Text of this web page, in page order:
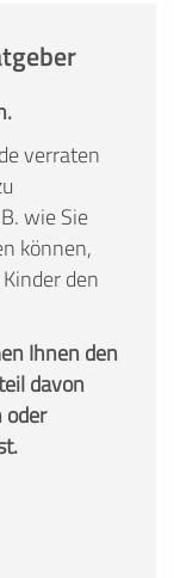
verraten
wie Sie
können,
den
Ihnen den
davon
oder